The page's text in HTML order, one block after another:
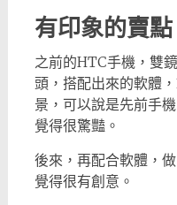
有印象的賣點
之前的HTC手機，雙
頭，搭配出來的軟體
景，可以說是先前手
覺得很驚豔。
後來，再配合軟體，
覺得很有創意。